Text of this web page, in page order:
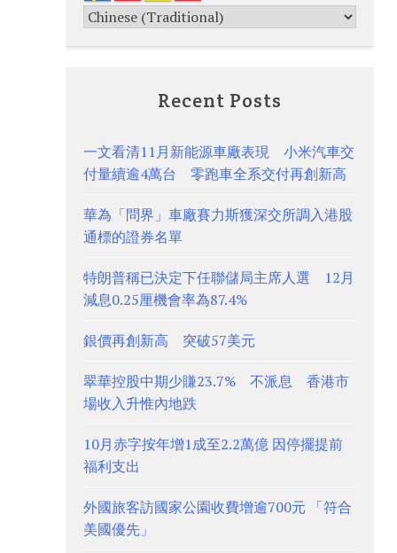
Recent Posts
一文看清11月新能源車廠表現 小米汽車交
付量續逾4萬台 零跑車全系交付再創新高
華為「問界」車廠賽力斯獲深交所調入港股
通標的證券名單
特朗普稱已決定下任聯儲局主席人選 12月
減息0.25厘機會率為87.4%
銀價再創新高 突破57美元
翠華控股中期少賺23.7% 不派息 香港市
場收入升惟內地跌
10月赤字按年增1成至2.2萬億 因停擺提前
福利支出
外國旅客訪國家公園收費增逾700元 「符合
美國優先」